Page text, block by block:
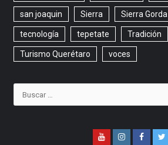
san joaquin Sierra Sierra Gorda
tecnología tepetate Tradición
Turismo Querétaro voces